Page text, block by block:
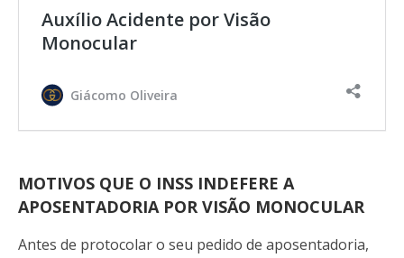
Auxílio Acidente por Visão
Monocular
Giácomo Oliveira
MOTIVOS QUE O INSS INDEFERE A
APOSENTADORIA POR VISÃO MONOCULAR
Antes de protocolar o seu pedido de aposentadoria,